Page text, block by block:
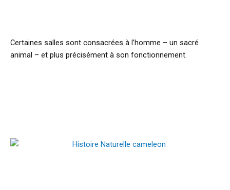
Certaines salles sont consacrées à l’homme – un sacré
animal – et plus précisément à son fonctionnement.